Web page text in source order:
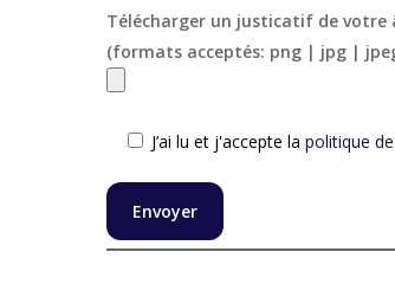
Télécharger un justicatif de
(formats acceptés: png | jpg |
J’ai lu et j'accepte la politique